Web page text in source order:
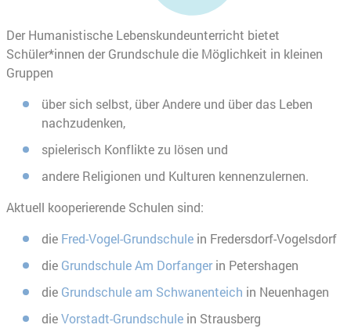
Der Humanistische Lebenskundeunterricht bietet
Schüler*innen der Grundschule die Möglichkeit in kleinen
Gruppen
über sich selbst, über Andere und über das Leben
nachzudenken,
spielerisch Konflikte zu lösen und
andere Religionen und Kulturen kennenzulernen.
Aktuell kooperierende Schulen sind:
die Fred-Vogel-Grundschulein Fredersdorf-Vogelsdorf
die Grundschule Am Dorfangerin Petershagen
die Grundschule am Schwanenteich in Neuenhagen
dieVorstadt-Grundschulein Strausberg